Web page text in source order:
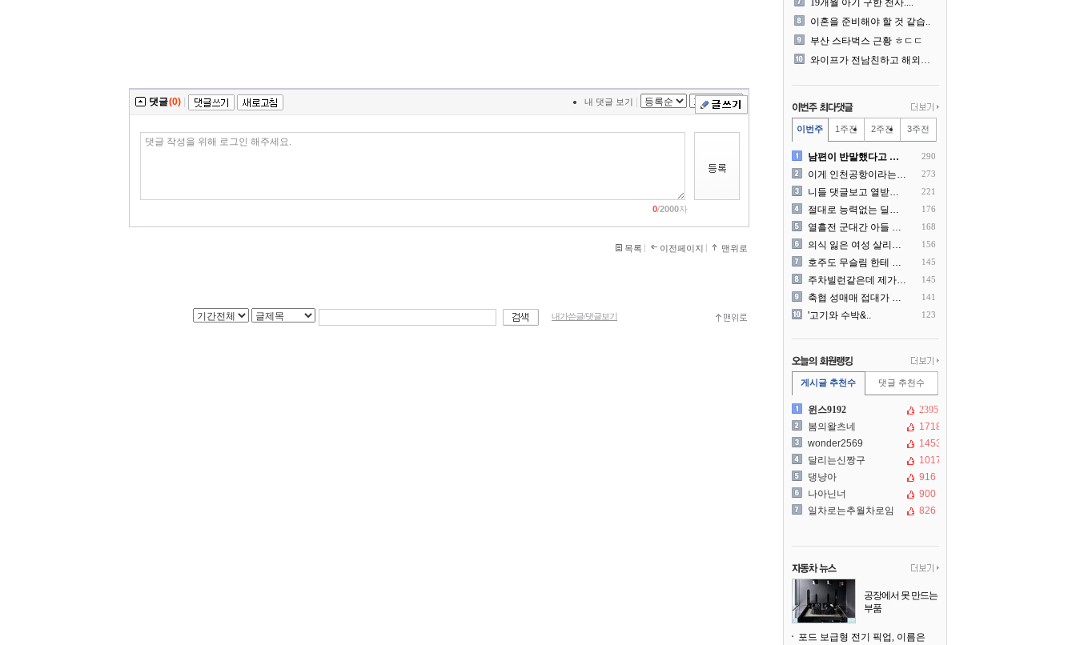
댓글(0) 내 댓글 보기
0/2000자
목록 이전페이지 맨위로
내가쓴글/댓글보기
19개월 아기 구한 천사....
이혼을 준비해야 할 것 같습..
부산 스타벅스 근황 ㅎㄷㄷ
와이프가 전남친하고 해외여행..
이번주 1주전 2주전 3주전
남편이 반말했다고 똑같이 반.. 290
이게 인천공항이라는게 믿겨지.. 273
니들 댓글보고 열받아서 집구.. 221
절대로 능력없는 딜러를 쓰지.. 176
열흘전 군대간 아들 소포(가.. 168
의식 잃은 여성 살리려다 성.. 156
호주도 무슬림 한테 점령 당.. 145
주차빌런같은데 제가 잘못한건.. 145
축협 성매매 접대가 더 충격.. 141
'고기와 수박&.. 123
게시글 추천수 댓글 추천수
윈스9192
2395
봄의왈츠네
1718
wonder2569
1453
달리는신짱구
1017
댕냥아
916
나아닌너
900
일차로는추월차로임
826
공장에서 못 만드는
부품
어낸다